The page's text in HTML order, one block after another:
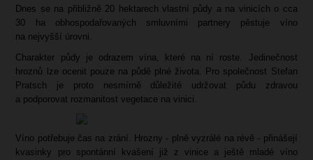
Dnes se na přibližně 20 hektarech vlastní půdy a na vinicích o cca
30 ha obhospodařovaných smluvními partnery pěstuje víno
na nejvyšší úrovni.
Charakter půdy je odrazem vína, které na ní roste. Jedinečnost
hroznů lze ocenit pouze na půdě plné života. Pro společnost Stefan
Pratsch je proto nesmírně důležité udržovat půdu zdravou
a podporovat rozmanitost vegetace na vinici.
Víno potřebuje čas na zrání. Hrozny - plně vyzrálé na révě - přinášejí
kvasinky pro spontánní kvašení již z vinice a ještě mladé víno